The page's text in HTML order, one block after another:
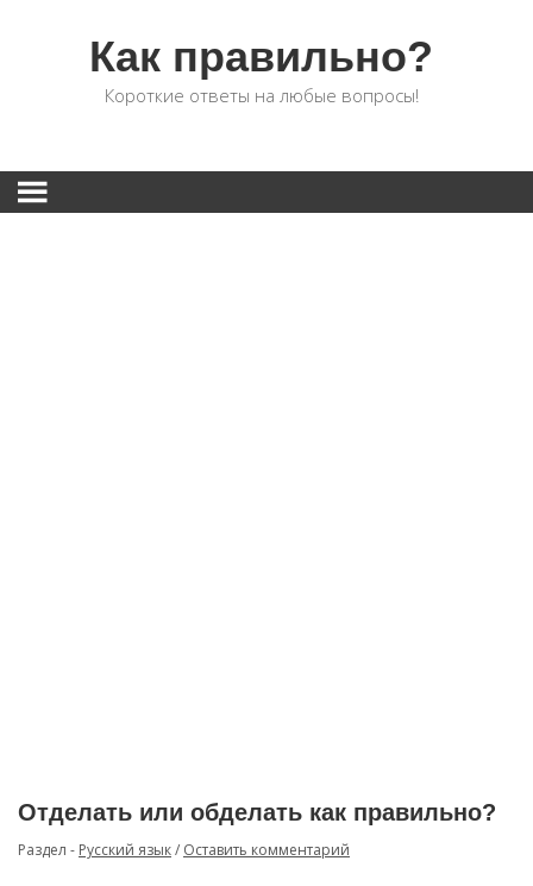
Как правильно?
Короткие ответы на любые вопросы!
Отделать или обделать как правильно?
Раздел - Русский язык/ Оставить комментарий